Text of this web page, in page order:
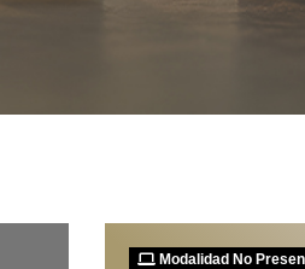
Modalidad No